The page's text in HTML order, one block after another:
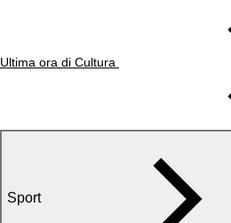
Ultima ora di Cultura
Sport